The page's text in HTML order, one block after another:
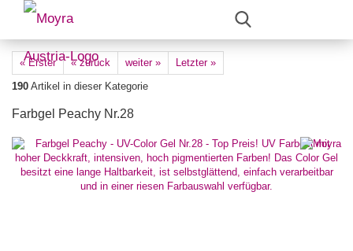
« Erster « zurück weiter »
Letzter »
190 Artikel in dieser Kategorie
Farbgel Peachy Nr.28